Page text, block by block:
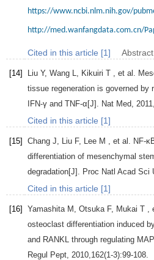
https://www.ncbi.nlm.nih.gov/
http://med.wanfangdata.com.cn/
Cited in this article [1] Abstract
[14] Liu Y, Wang L Kikuiri T , et al.
tissue regeneration is governed by
IFN-γ and TNF-α[J]. Nat Med 2011
Cited in this article [1]
[15] Chang J Liu F, Lee M , et al. NF-
differentiation of mesenchymal
degradation[J]. Proc Natl Acad Sci
Cited in this article [1]
[16] Yamashita M Otsuka F, Mukai T ,
osteoclast differentiation induced
and RANKL through regulating
Regul Pept 2010 162(1-3):99-108.